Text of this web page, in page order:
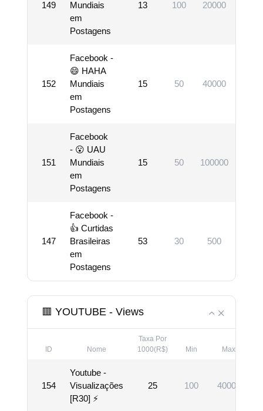
149
Mundiais
em
Postagens
13 100 20000
152
Facebook -
😄 HAHA
Mundiais
em
Postagens
15 50 40000
151
Facebook
- 😮 UAU
Mundiais
em
Postagens
15 50 100000
147
Facebook -
👍 Curtidas
Brasileiras
em
Postagens
53 30 500
🟥 YOUTUBE - Views
ID Nome
Taxa Por
1000(R$)
Min Max
154
Youtube -
Visualizações
[R30] ⚡
25 100 40000